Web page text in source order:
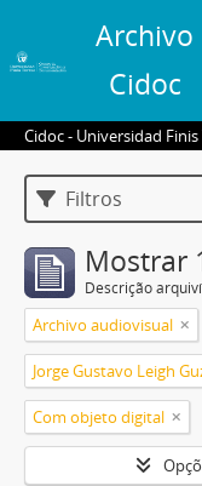
Archivo
Cidoc
Cidoc - Universidad
Filtros
Mostrar
Descrição
Archivo audiovisual
Com objeto digital